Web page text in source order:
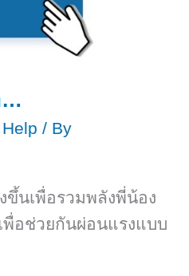
…
Help / By
ขึ้นเพื่อรวมพลังพี่น้อง
พื่อช่วยกันผ่อนแรงแบบ